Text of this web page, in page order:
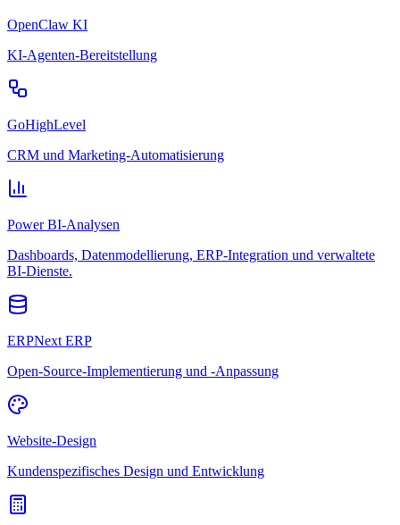
OpenClaw KI
KI-Agenten-Bereitstellung
GoHighLevel
CRM und Marketing-Automatisierung
Power BI-Analysen
Dashboards, Datenmodellierung, ERP-Integration und verwaltete
BI-Dienste.
ERPNext ERP
Open-Source-Implementierung und -Anpassung
Website-Design
Kundenspezifisches Design und Entwicklung